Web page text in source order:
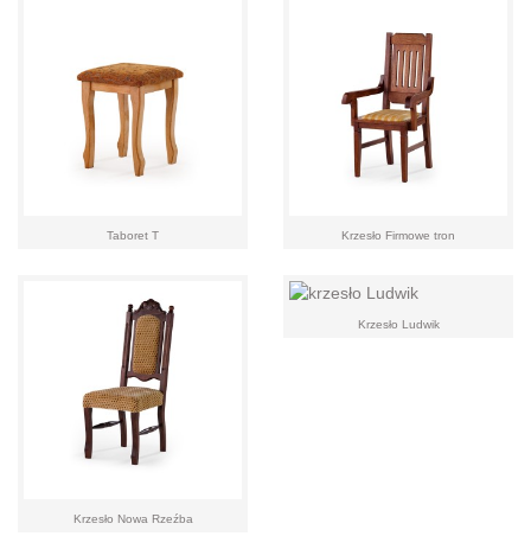
Taboret T Krzesło Firmowe tron
Krzesło Nowa Rzeźba
Krzesło Ludwik